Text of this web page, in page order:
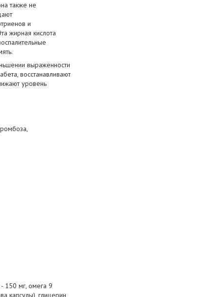
также не
и
жирная кислота
выраженности
восстанавливают
уровень
150 мг, омега 9
капсулы), глицерин,